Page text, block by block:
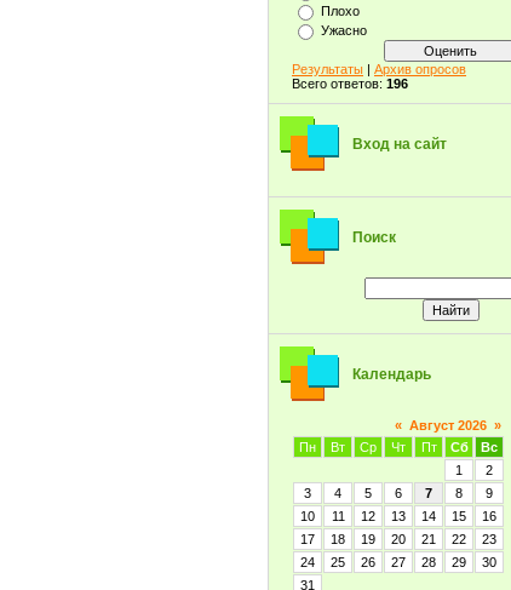
Плохо
Ужасно
Результаты | Архив опросов
Всего ответов: 196
Вход на сайт
Поиск
Календарь
« Август 2026 »
Пн
Вт Ср Чт Пт Сб
Вс
1
2
3
4 5 6 7 8
9
10
11 12 13 14 15
16
17
18 19 20 21 22
23
24
25 26 27 28 29
30
31